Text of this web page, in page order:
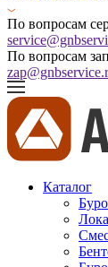
По вопросам
По вопросам
Каталог